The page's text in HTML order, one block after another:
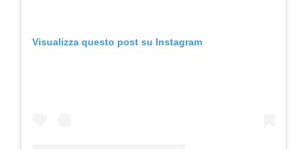
Visualizza questo post su Instagram